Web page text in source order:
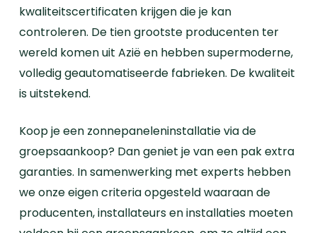
kwaliteitscertificaten krijgen die je kan
controleren. De tien grootste producenten ter
wereld komen uit Azië en hebben supermoderne,
volledig geautomatiseerde fabrieken. De kwaliteit
is uitstekend.
Koop je een zonnepaneleninstallatie via de
groepsaankoop? Dan geniet je van een pak extra
garanties. In samenwerking met experts hebben
we onze eigen criteria opgesteld waaraan de
producenten,installateursen installaties moeten